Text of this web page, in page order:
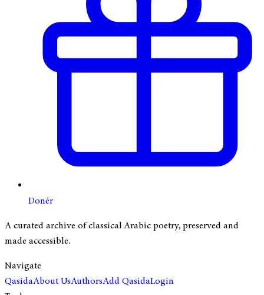
Donér
A curated archive of classical Arabic poetry, preserved and
made accessible.
Navigate
QasidaAbout UsAuthorsAdd QasidaLogin